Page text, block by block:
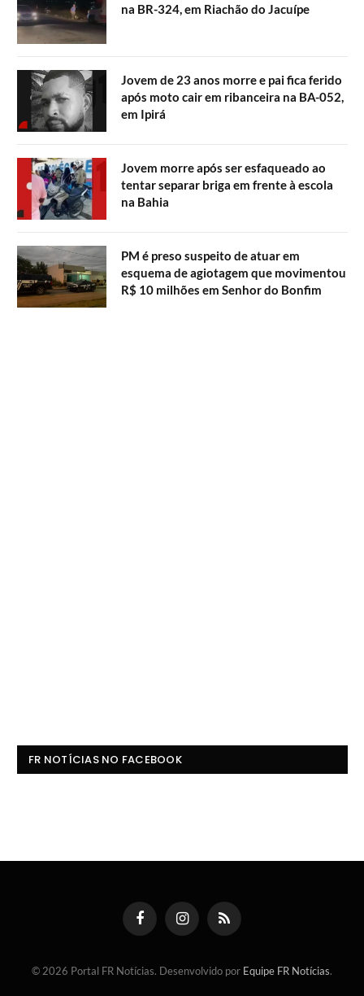
na BR-324, em Riachão do Jacuípe
Jovem de 23 anos morre e pai fica ferido
após moto cair em ribanceira na BA-052,
em Ipirá
Jovem morre após ser esfaqueado ao
tentar separar briga em frente à escola
na Bahia
PM é preso suspeito de atuar em
esquema de agiotagem que movimentou
R$ 10 milhões em Senhor do Bonfim
FR NOTÍCIAS NO FACEBOOK
FacebookInstagramRSS
© 2026 Portal FR Notícias. Desenvolvido por Equipe FR Notícias.